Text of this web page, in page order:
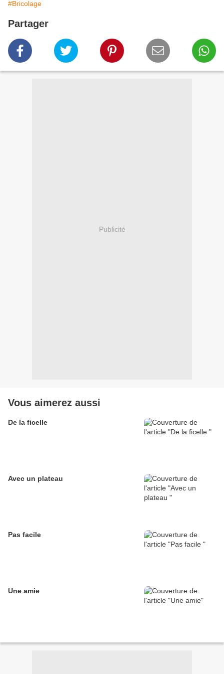
#Bricolage
Partager
Publicité
Vous aimerez aussi
De la ficelle
Avec un plateau
Pas facile
Une amie